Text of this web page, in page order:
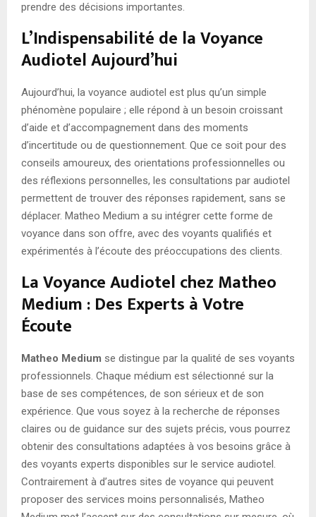
prendre des décisions importantes.
L’Indispensabilité de la Voyance
Audiotel Aujourd’hui
Aujourd’hui, la voyance audiotel est plus qu’un simple
phénomène populaire ; elle répond à un besoin croissant
d’aide et d’accompagnement dans des moments
d’incertitude ou de questionnement. Que ce soit pour des
conseils amoureux, des orientations professionnelles ou
des réflexions personnelles, les consultations par audiotel
permettent de trouver des réponses rapidement, sans se
déplacer. Matheo Medium a su intégrer cette forme de
voyance dans son offre, avec des voyants qualifiés et
expérimentés à l’écoute des préoccupations des clients.
La Voyance Audiotel chez Matheo
Medium : Des Experts à Votre
Écoute
Matheo Medium se distingue par la qualité de ses voyants
professionnels. Chaque médium est sélectionné sur la
base de ses compétences, de son sérieux et de son
expérience. Que vous soyez à la recherche de réponses
claires ou de guidance sur des sujets précis, vous pourrez
obtenir des consultations adaptées à vos besoins grâce à
des voyants experts disponibles sur le service audiotel.
Contrairement à d’autres sites de voyance qui peuvent
proposer des services moins personnalisés, Matheo